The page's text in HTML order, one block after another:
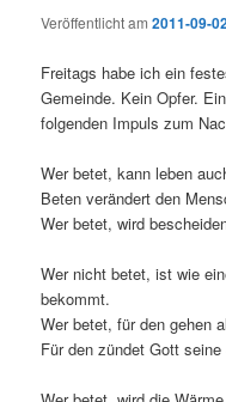
Veröffentlicht am2011-09-
Freitags habe ich ein
Gemeinde. Kein Opfer.
folgenden Impuls zum
Wer betet, kann leben
Beten verändert den
Wer betet, wird
Wer nicht betet, ist wie
bekommt.
Wer betet, für den gehen
Für den zündet Gott seine